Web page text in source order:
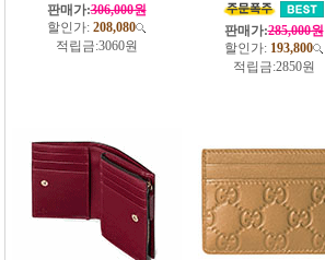
판매가:306,000원
할인가: 208,080
적립금:3060원
판매가:285,000원
할인가: 193,800
적립금:2850원